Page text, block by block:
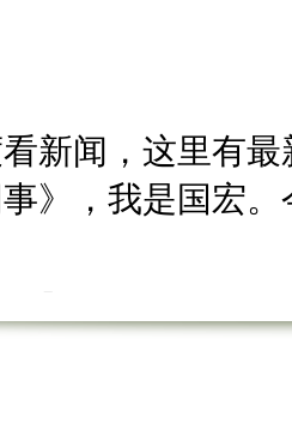
闻，这里有最
》，我是国宏